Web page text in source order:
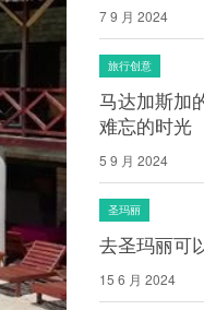
7 9 月 2024
旅行创意
马达加斯加
难忘的时光
5 9 月 2024
圣玛丽
去圣玛丽可
15 6 月 2024